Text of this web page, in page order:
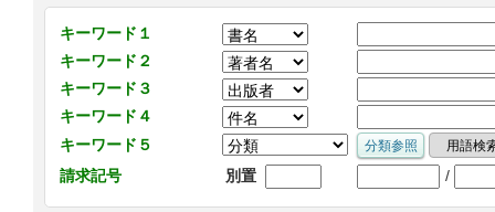
キーワード１
キーワード２
キーワード３
キーワード４
キーワード５
請求記号
別置 /